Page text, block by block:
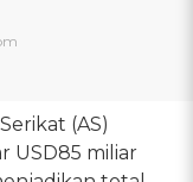
(AS)
USD85 miliar